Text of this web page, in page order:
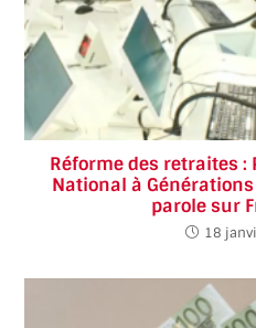
Réforme des retraites :
National à
parole sur
18